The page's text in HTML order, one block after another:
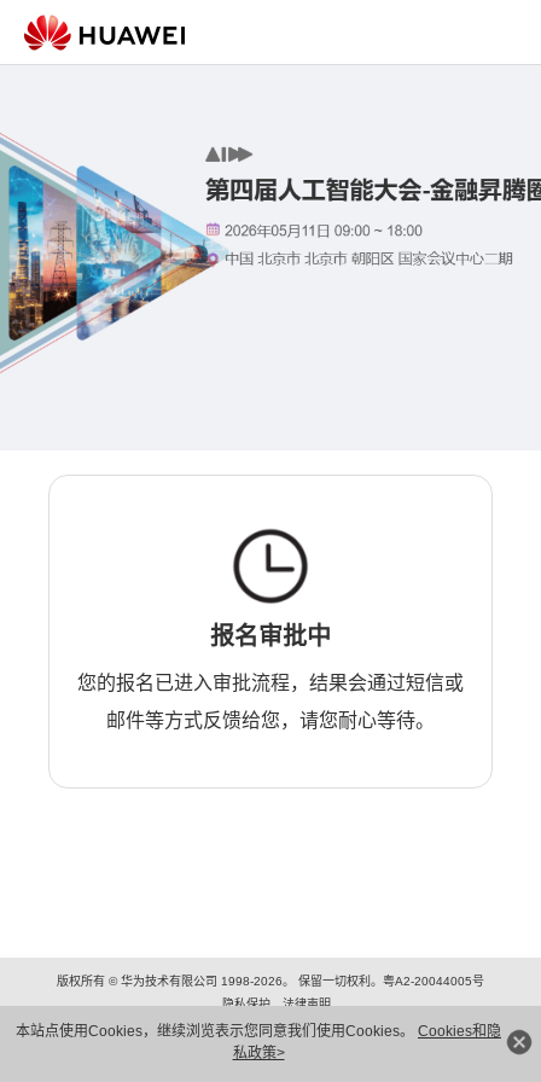
本站点使用Cookies，继续浏览表示您同意我们使用Cookies。 Cookies和隐
私政策>
报名审批中
您的报名已进入审批流程，结果会通过短信或
邮件等方式反馈给您，请您耐心等待。
版权所有 © 华为技术有限公司 1998-2026。 保留一切权利。粤A2-20044005号
隐私保护
法律声明